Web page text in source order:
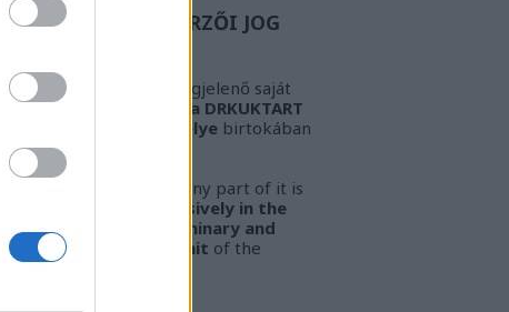
AZ A BIZONYOS SZERZŐI JOG
FIGYELEM! Az oldalon megjelenő saját
szöveg és kép
kizárólag a DRKUKTART
előzetes írásbeli engedélye birtokában
használható fel.
This work or any part of it is
exclusively in the
possession of the preliminary and
expressed written permit of the
blogger.